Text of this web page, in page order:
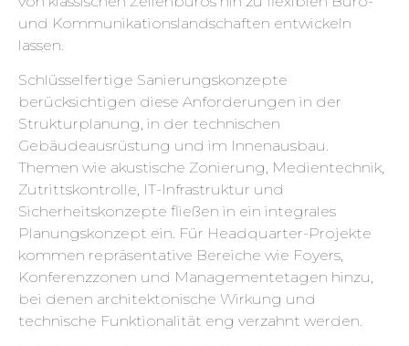
und Kommunikationslandschaften entwickeln
lassen.
Schlüsselfertige Sanierungskonzepte
berücksichtigen diese Anforderungen in der
Strukturplanung, in der technischen
Gebäudeausrüstung und im Innenausbau.
Themen wie akustische Zonierung, Medientechnik,
Zutrittskontrolle, IT-Infrastruktur und
Sicherheitskonzepte fließen in ein integrales
Planungskonzept ein. Für Headquarter-Projekte
kommen repräsentative Bereiche wie Foyers,
Konferenzzonen und Managementetagen hinzu,
bei denen architektonische Wirkung und
technische Funktionalität eng verzahnt werden.